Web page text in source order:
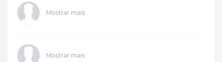
Mostrar mais
Mostrar mais